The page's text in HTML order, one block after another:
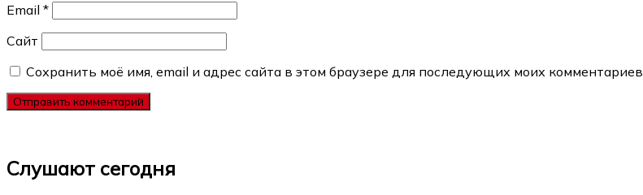
Email *
Сайт
Сохранить моё имя, email и адрес сайта в этом браузере для последующих моих комментариев.
Слушают сегодня